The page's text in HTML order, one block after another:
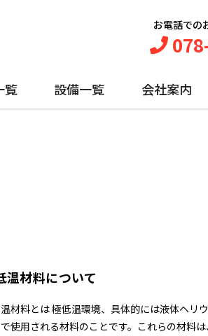
お電話での
覧 設備一覧 会社案内
温材料について
材料とは 極低温環境、具体的には液体ヘリ
使用される材料のことです。これらの材料